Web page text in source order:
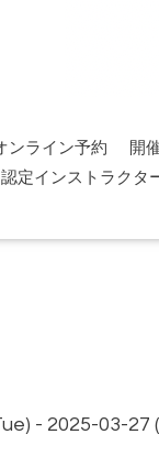
ンライン予約 開
認定インストラクタ
- 2025-03-27